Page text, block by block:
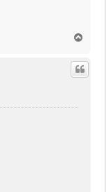
h
o